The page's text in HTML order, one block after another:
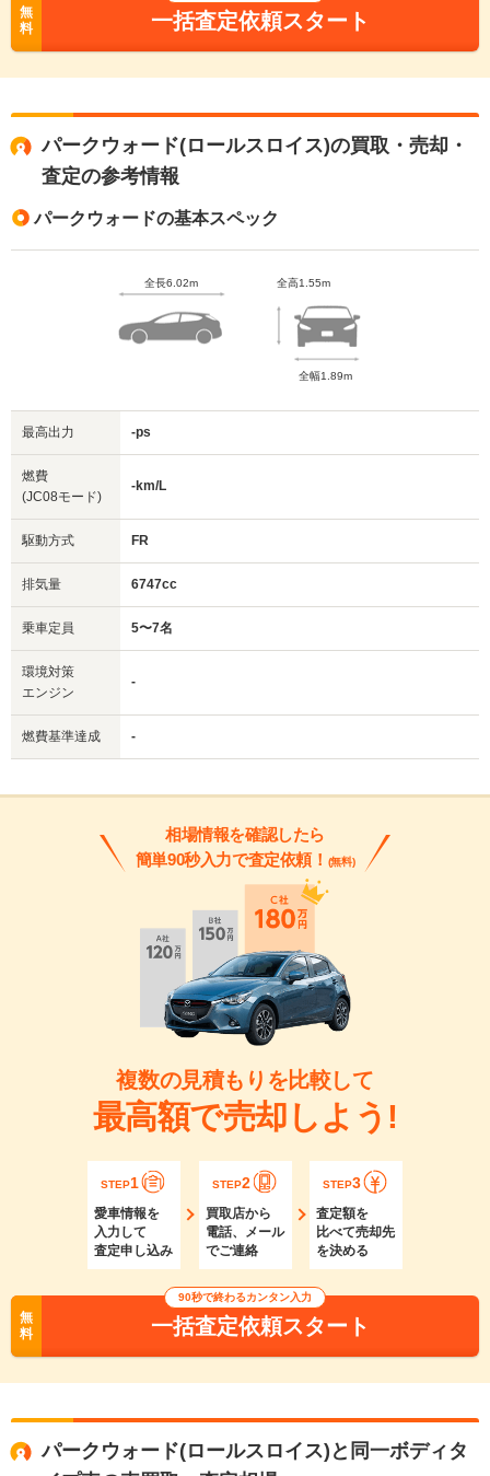
無
料
一括査定依頼スタート
パークウォード(ロールスロイス)の買取・売却・
査定の参考情報
パークウォードの基本スペック
全長6.02m 全高1.55m
全幅1.89m
最高出力 -ps
燃費
(JC08モード)
-km/L
駆動方式 FR
排気量 6747cc
乗車定員 5〜7名
環境対策
エンジン
-
燃費基準達成 -
相場情報を確認したら
簡単90秒入力で査定依頼！ (無料)
複数の見積もりを比較して
最高額で売却しよう!
STEP1
愛車情報を
入力して
査定申し込み
STEP2
買取店から
電話、メール
でご連絡
STEP3
査定額を
比べて売却先
を決める
無
料
90秒で終わるカンタン入力
一括査定依頼スタート
パークウォード(ロールスロイス)と同一ボディタ